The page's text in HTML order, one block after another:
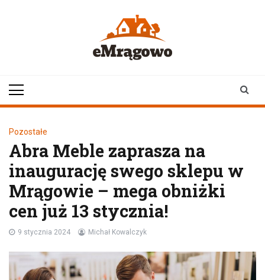
Pozostałe
Abra Meble zaprasza na
inaugurację swego sklepu w
Mrągowie – mega obniżki
cen już 13 stycznia!
9 stycznia 2024 Michał Kowalczyk